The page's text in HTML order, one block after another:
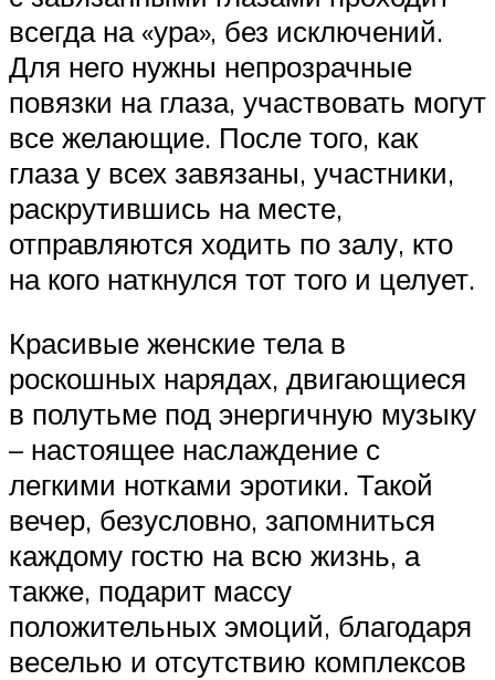
всегда на «ура», без исключений.
Для него нужны непрозрачные
повязки на глаза, участвовать могут
все желающие. После того, как
глаза у всех завязаны, участники,
раскрутившись на месте,
отправляются ходить по залу, кто
на кого наткнулся тот того и целует.
Красивые женские тела в
роскошных нарядах, двигающиеся
в полутьме под энергичную музыку
– настоящее наслаждение с
легкими нотками эротики. Такой
вечер, безусловно, запомниться
каждому гостю на всю жизнь, а
также, подарит массу
положительных эмоций, благодаря
веселью и отсутствию комплексов